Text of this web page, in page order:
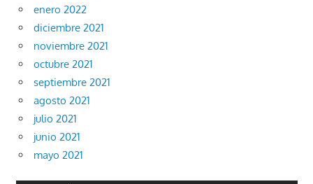
enero 2022
diciembre 2021
noviembre 2021
octubre 2021
septiembre 2021
agosto 2021
julio 2021
junio 2021
mayo 2021